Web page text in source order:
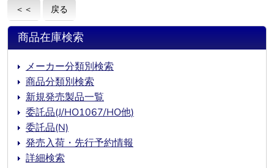
＜＜ 戻る
商品在庫検索
メーカー分類別検索
商品分類別検索
新規発売製品一覧
委託品(J/HO1067/HO他)
委託品(N)
発売入荷・先行予約情報
詳細検索